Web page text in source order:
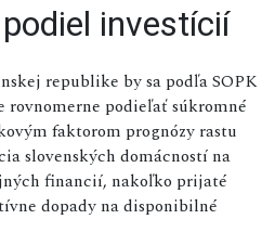
investícií
republike by sa podľa SOPK
podieľať súkromné
faktorom prognózy rastu
slovenských domácností na
financií, nakoľko prijaté
dopady na disponibilné